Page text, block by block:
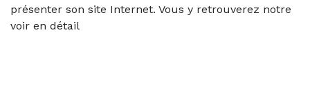
présenter son site Internet. Vous y retrouverez notre
voir en détail